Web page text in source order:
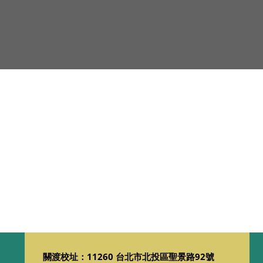
關渡校址：11260 台北市北投區聖景路92號